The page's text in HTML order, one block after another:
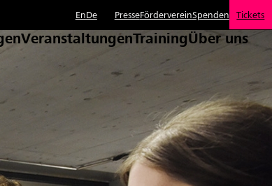
EnDe PresseFördervereinSpenden Tickets
VeranstaltungenTrainingÜber uns